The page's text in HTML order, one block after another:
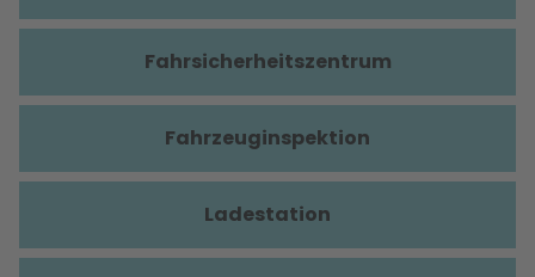
Fahrsicherheitszentrum
Fahrzeuginspektion
Ladestation